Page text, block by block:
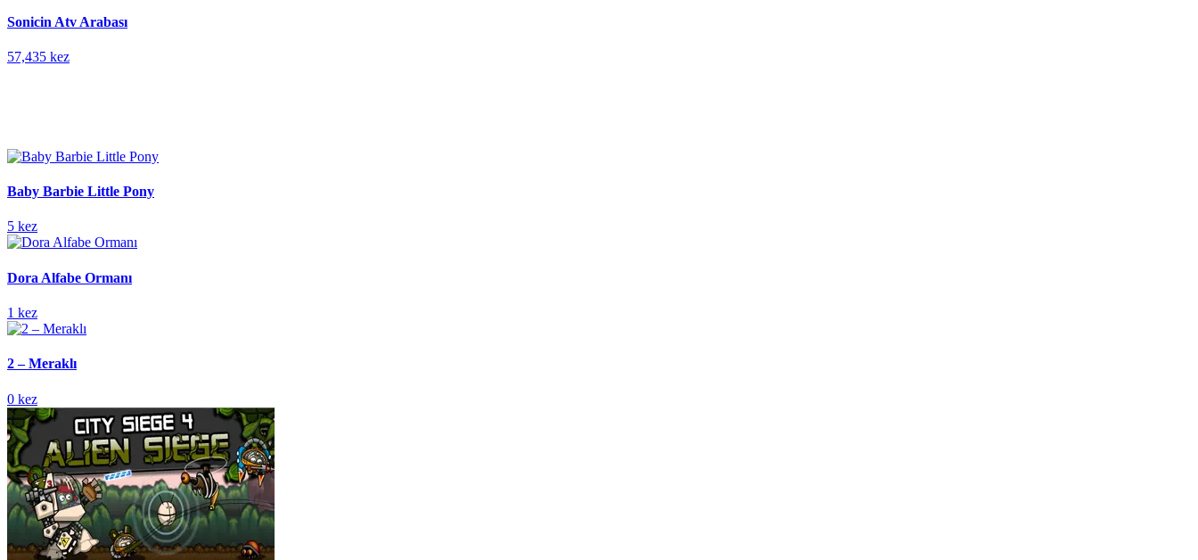
Sonicin Atv Arabası
57,435 kez
Baby Barbie Little Pony
5 kez
Dora Alfabe Ormanı
1 kez
2 – Meraklı
0 kez